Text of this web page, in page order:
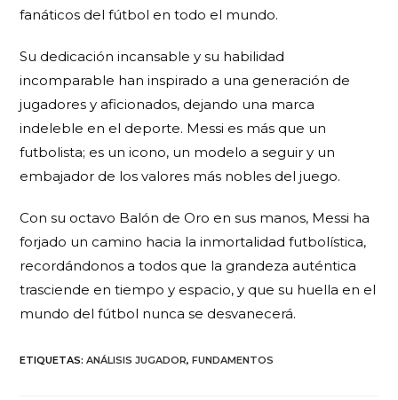
fanáticos del fútbol en todo el mundo.
Su dedicación incansable y su habilidad
incomparable han inspirado a una generación de
jugadores y aficionados, dejando una marca
indeleble en el deporte. Messi es más que un
futbolista; es un icono, un modelo a seguir y un
embajador de los valores más nobles del juego.
Con su octavo Balón de Oro en sus manos, Messi ha
forjado un camino hacia la inmortalidad futbolística,
recordándonos a todos que la grandeza auténtica
trasciende en tiempo y espacio, y que su huella en el
mundo del fútbol nunca se desvanecerá.
ETIQUETAS:ANÁLISIS JUGADOR, FUNDAMENTOS